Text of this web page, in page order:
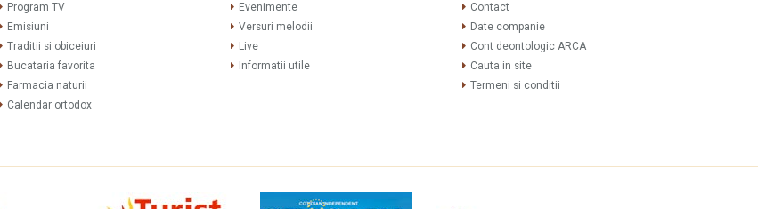
Program TV
Emisiuni
Traditii si obiceiuri
Bucataria favorita
Farmacia naturii
Calendar ortodox
Evenimente
Versuri melodii
Live
Informatii utile
Contact
Date companie
Cont deontologic ARCA
Cauta in site
Termeni si conditii